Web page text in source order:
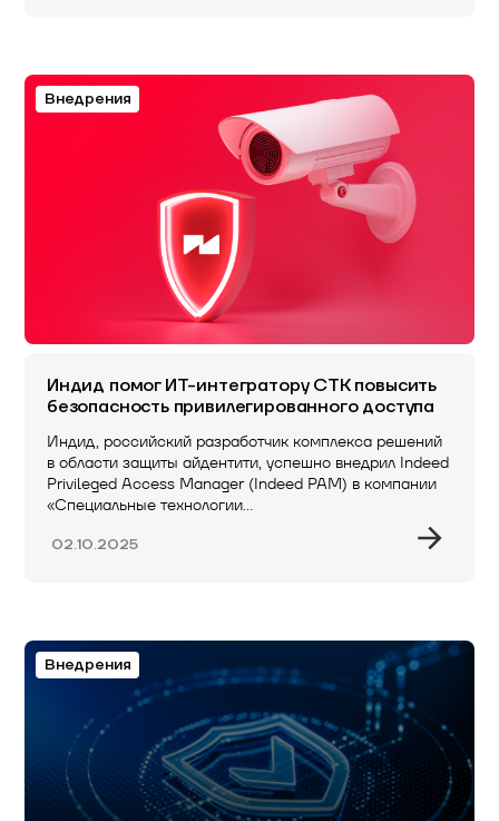
Внедрения
Индид помог ИТ-интегратору СТК повысить
безопасность привилегированного доступа
Индид, российский разработчик комплекса решений
в области защиты айдентити, успешно внедрил Indeed
Privileged Access Manager (Indeed PAM) в компании
«Специальные технологии…
02.10.2025
Внедрения